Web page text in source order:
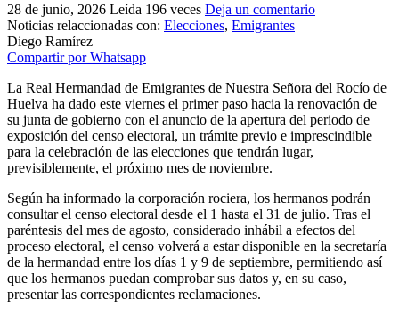
28 de junio, 2026 Leída 196 veces Deja un comentario
Noticias relaccionadas con: Elecciones, Emigrantes
Diego Ramírez
Compartir por Whatsapp
La Real Hermandad de Emigrantes de Nuestra Señora del Rocío de
Huelva ha dado este viernes el primer paso hacia la renovación de
su junta de gobierno con el anuncio de la apertura del periodo de
exposición del censo electoral, un trámite previo e imprescindible
para la celebración de las elecciones que tendrán lugar,
previsiblemente, el próximo mes de noviembre.
Según ha informado la corporación rociera, los hermanos podrán
consultar el censo electoral desde el 1 hasta el 31 de julio. Tras el
paréntesis del mes de agosto, considerado inhábil a efectos del
proceso electoral, el censo volverá a estar disponible en la secretaría
de la hermandad entre los días 1 y 9 de septiembre, permitiendo así
que los hermanos puedan comprobar sus datos y, en su caso,
presentar las correspondientes reclamaciones.